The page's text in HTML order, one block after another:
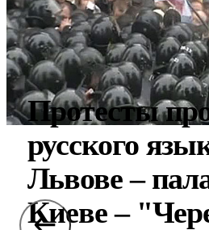
Протесты
русского
Львове –
Киеве –